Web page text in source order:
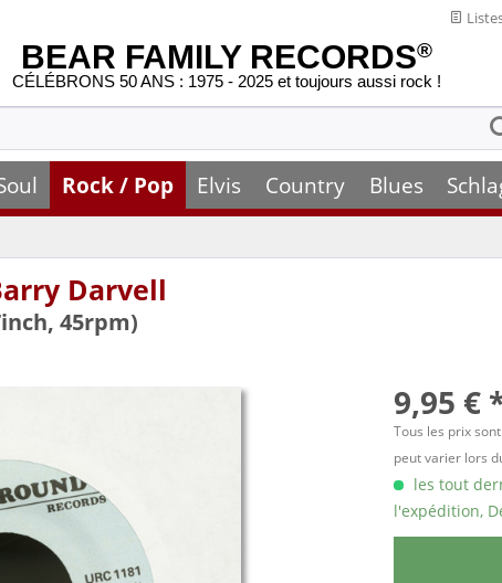
BEAR FAMILY RECORDS®
CÉLÉBRONS 50 ANS : 1975 - 2025 et toujours aussi rock !
Rock / Pop Elvis Country Blues
Darvell
45rpm)
9,95 €
Tous les prix
peut varier lors
les tout
l'expédition,